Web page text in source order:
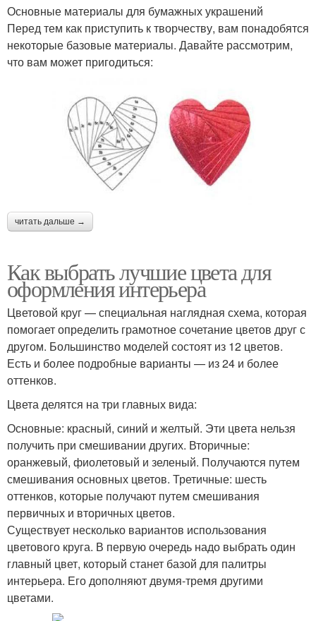
Основные материалы для бумажных украшений
Перед тем как приступить к творчеству, вам понадобятся
некоторые базовые материалы. Давайте рассмотрим,
что вам может пригодиться:
читать дальше →
Как выбрать лучшие цвета для
оформления интерьера
Цветовой круг — специальная наглядная схема, которая
помогает определить грамотное сочетание цветов друг с
другом. Большинство моделей состоят из 12 цветов.
Есть и более подробные варианты — из 24 и более
оттенков.
Цвета делятся на три главных вида:
Основные: красный, синий и желтый. Эти цвета нельзя
получить при смешивании других. Вторичные:
оранжевый, фиолетовый и зеленый. Получаются путем
смешивания основных цветов. Третичные: шесть
оттенков, которые получают путем смешивания
первичных и вторичных цветов.
Существует несколько вариантов использования
цветового круга. В первую очередь надо выбрать один
главный цвет, который станет базой для палитры
интерьера. Его дополняют двумя-тремя другими
цветами.